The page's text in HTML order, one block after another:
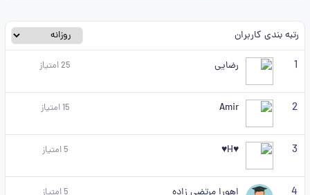
رتبه بندی کاربران
1 رضایی 25امتیاز
2
Amir
15امتیاز
3
♥️H♥️
5امتیاز